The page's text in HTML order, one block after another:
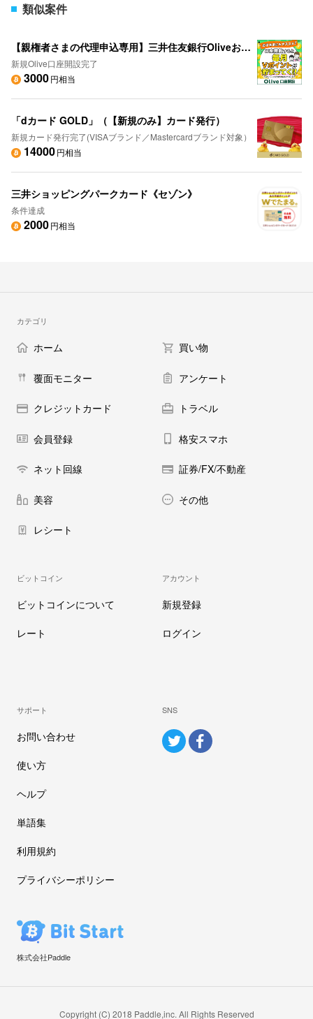
類似案件
【親権者さまの代理申込専用】三井住友銀行Oliveお子さま用口座
新規Olive口座開設完了
3000円相当
「dカード GOLD」（【新規のみ】カード発行）
新規カード発行完了(VISAブランド／Mastercardブランド対象）
14000円相当
三井ショッピングパークカード《セゾン》
条件達成
2000円相当
カテゴリ
ホーム 買い物
覆面モニター アンケート
クレジットカード トラベル
会員登録 格安スマホ
ネット回線 証券/FX/不動産
美容 その他
レシート
ビットコイン
ビットコインについて
レート
アカウント
新規登録
ログイン
サポート
お問い合わせ
使い方
ヘルプ
単語集
利用規約
プライバシーポリシー
SNS
株式会社Paddle
Copyright (C) 2018 Paddle,inc. All Rights Reserved